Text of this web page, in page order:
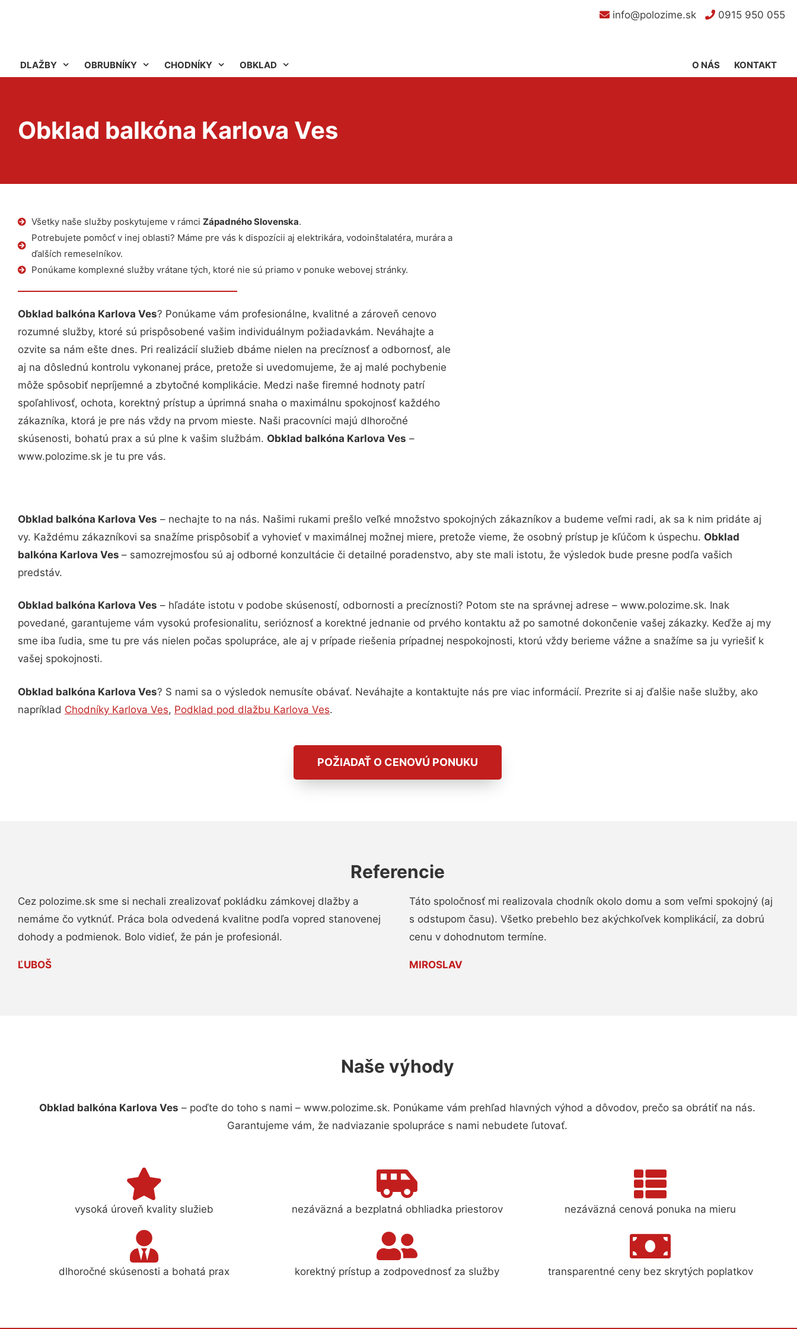
info@polozime.sk 0915 950 055
DLAŽBY OBRUBNÍKY CHODNÍKY OBKLAD KONTAKT
O NÁS
Obklad balkóna Karlova Ves
Všetky naše služby poskytujeme v rámci Západného Slovenska.
Potrebujete pomôcť v inej oblasti? Máme pre vás k dispozícii aj elektrikára, vodoinštalatéra, murára a
ďalších remeselníkov.
Ponúkame komplexné služby vrátane tých, ktoré nie sú priamo v ponuke webovej stránky.
Obklad balkóna Karlova Ves? Ponúkame vám profesionálne, kvalitné a zároveň cenovo
rozumné služby, ktoré sú prispôsobené vašim individuálnym požiadavkám. Neváhajte a
ozvite sa nám ešte dnes. Pri realizácií služieb dbáme nielen na precíznosť a odbornosť, ale
aj na dôslednú kontrolu vykonanej práce, pretože si uvedomujeme, že aj malé pochybenie
môže spôsobiť nepríjemné a zbytočné komplikácie. Medzi naše firemné hodnoty patrí
spoľahlivosť, ochota, korektný prístup a úprimná snaha o maximálnu spokojnosť každého
zákazníka, ktorá je pre nás vždy na prvom mieste. Naši pracovníci majú dlhoročné
skúsenosti, bohatú prax a sú plne k vašim službám. Obklad balkóna Karlova Ves –
www.polozime.sk je tu pre vás.
Obklad balkóna Karlova Ves – nechajte to na nás. Našimi rukami prešlo veľké množstvo spokojných zákazníkov a budeme veľmi radi, ak sa k nim pridáte aj
vy. Každému zákazníkovi sa snažíme prispôsobiť a vyhovieť v maximálnej možnej miere, pretože vieme, že osobný prístup je kľúčom k úspechu. Obklad
balkóna Karlova Ves – samozrejmosťou sú aj odborné konzultácie či detailné poradenstvo, aby ste mali istotu, že výsledok bude presne podľa vašich
predstáv.
Obklad balkóna Karlova Ves – hľadáte istotu v podobe skúseností, odbornosti a precíznosti? Potom ste na správnej adrese – www.polozime.sk. Inak
povedané, garantujeme vám vysokú profesionalitu, serióznosť a korektné jednanie od prvého kontaktu až po samotné dokončenie vašej zákazky. Keďže aj my
sme iba ľudia, sme tu pre vás nielen počas spolupráce, ale aj v prípade riešenia prípadnej nespokojnosti, ktorú vždy berieme vážne a snažíme sa ju vyriešiť k
vašej spokojnosti.
Obklad balkóna Karlova Ves? S nami sa o výsledok nemusíte obávať. Neváhajte a kontaktujte nás pre viac informácií. Prezrite si aj ďalšie naše služby, ako
napríklad Chodníky Karlova Ves, Podklad pod dlažbu Karlova Ves.
POŽIADAŤ O CENOVÚ PONUKU
Referencie
Cez polozime.sk sme si nechali zrealizovať pokládku zámkovej dlažby a
nemáme čo vytknúť. Práca bola odvedená kvalitne podľa vopred stanovenej
dohody a podmienok. Bolo vidieť, že pán je profesionál.
ĽUBOŠ
Táto spoločnosť mi realizovala chodník okolo domu a som veľmi spokojný (aj
s odstupom času). Všetko prebehlo bez akýchkoľvek komplikácií, za dobrú
cenu v dohodnutom termíne.
MIROSLAV
Naše výhody
Obklad balkóna Karlova Ves – poďte do toho s nami – www.polozime.sk. Ponúkame vám prehľad hlavných výhod a dôvodov, prečo sa obrátiť na nás.
Garantujeme vám, že nadviazanie spolupráce s nami nebudete ľutovať.
vysoká úroveň kvality služieb nezáväzná a bezplatná obhliadka priestorov nezáväzná cenová ponuka na mieru
dlhoročné skúsenosti a bohatá prax korektný prístup a zodpovednosť za služby transparentné ceny bez skrytých poplatkov